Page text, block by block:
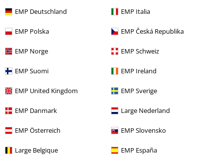
EMP Deutschland EMP Italia
EMP Polska EMP Česká Republika
EMP Norge EMP Schweiz
EMP Suomi EMP Ireland
EMP United Kingdom EMP Sverige
EMP Danmark Large Nederland
EMP Österreich EMP Slovensko
Large Belgique EMP España
-77%
Exklusiv
-55%
Exklusiv